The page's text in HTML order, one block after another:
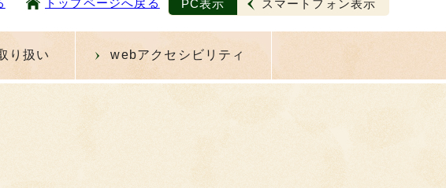
トップページへ戻る PC表示 スマートフォン表示
り扱い webアクセシビリティ